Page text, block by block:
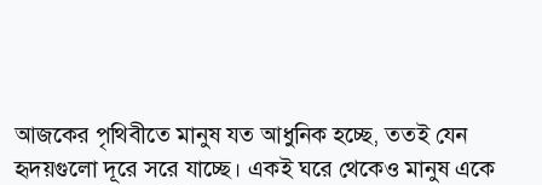
আজকের পৃথিবীতে মানুষ যত আধুনিক হচ্ছে, ততই যেন
হৃদয়গুলো দূরে সরে যাচ্ছে। একই ঘরে থেকেও মানুষ একে